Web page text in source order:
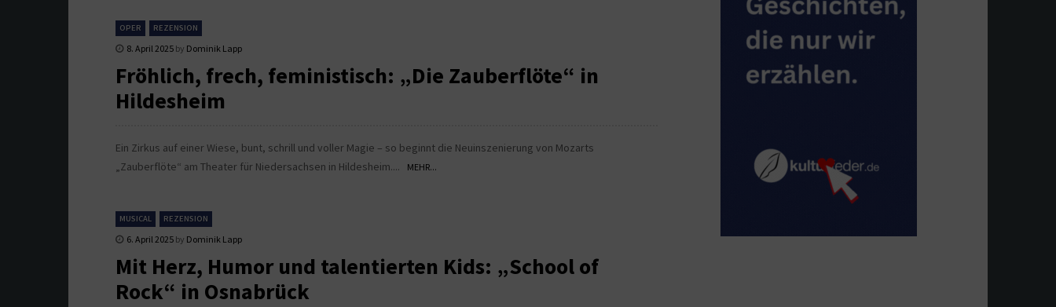
OPER REZENSION
8. April 2025 by Dominik Lapp
Fröhlich, frech, feministisch: „Die Zauberflöte“ in
Hildesheim
Ein Zirkus auf einer Wiese, bunt, schrill und voller Magie – so beginnt die Neuinszenierung von Mozarts
„Zauberflöte“ am Theater für Niedersachsen in Hildesheim....
MEHR...
MUSICAL REZENSION
6. April 2025 by Dominik Lapp
Mit Herz, Humor und talentierten Kids: „School of
Rock“ in Osnabrück